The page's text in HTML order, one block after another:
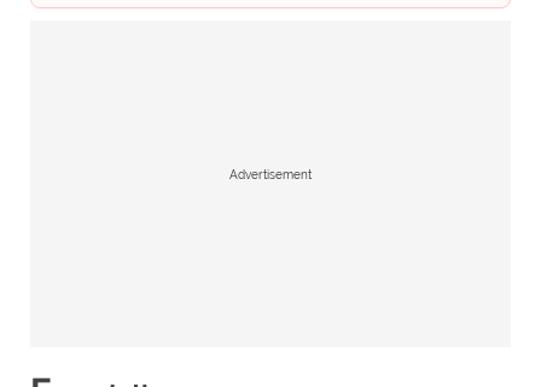
Advertisement